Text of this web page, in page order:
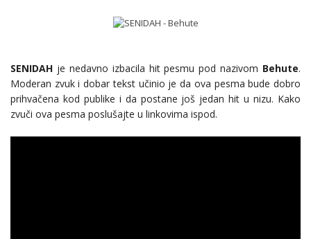
SENIDAH je nedavno izbacila hit pesmu pod nazivom Behute.
Moderan zvuk i dobar tekst učinio je da ova pesma bude dobro
prihvačena kod publike i da postane još jedan hit u nizu. Kako
zvuči ova pesma poslušajte u linkovima ispod.